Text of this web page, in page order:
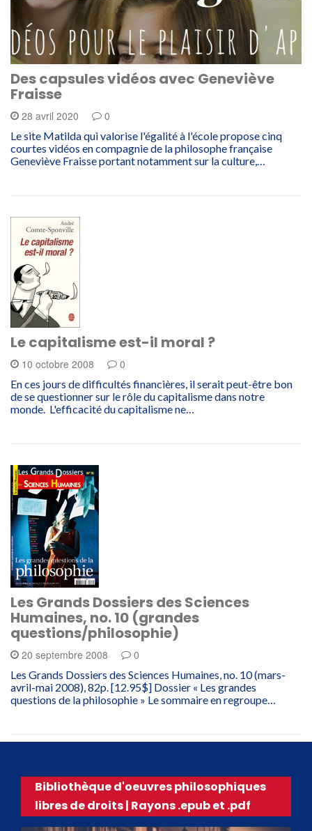
Des capsules vidéos avec Geneviève
Fraisse
28 avril 2020 0
Le site Matilda qui valorise l'égalité à l'école propose cinq
courtes vidéos en compagnie de la philosophe française
Geneviève Fraisse portant notamment sur la culture,…
Le capitalisme est-il moral ?
10 octobre 2008 0
En ces jours de difficultés financières, il serait peut-être bon
de se questionner sur le rôle du capitalisme dans notre
monde. L'efficacité du capitalisme ne…
Les Grands Dossiers des Sciences
Humaines, no. 10 (grandes
questions/philosophie)
20 septembre 2008 0
Les Grands Dossiers des Sciences Humaines, no. 10 (mars-
avril-mai 2008), 82p. [12.95$] Dossier « Les grandes
questions de la philosophie » Le sommaire en regroupe…
Bibliothèque d'oeuvres philosophiques
libres de droits | Rayons .epub et .pdf